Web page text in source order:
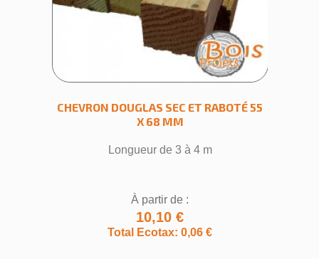
CHEVRON DOUGLAS SEC ET RABOTÉ 55
X 68 MM
Longueur de 3 à 4 m
À partir de :
10,10 €
Total Ecotax: 0,06 €